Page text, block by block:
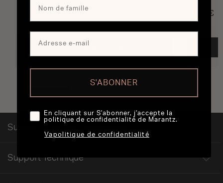
AJOUTER AU PANIER
2 600 €
Support pour les Commandes
Support Technique
S'ABONNER
En cliquant sur S'abonner, j'accepte la
politique de confidentialité de Marantz.
Vapolitique de confidentialité